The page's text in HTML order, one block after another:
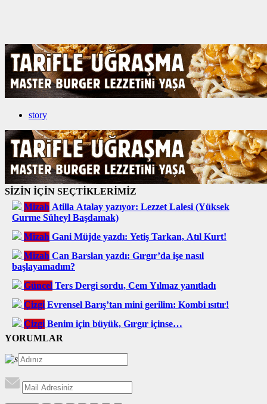
story
SİZİN İÇİN SEÇTİKLERİMİZ
Mizah Atilla Atalay yazıyor: Lezzet Lalesi (Yüksek
Gurme Süheyl Başdamak)
Mizah Gani Müjde yazdı: Yetiş Tarkan, Atıl Kurt!
Mizah Can Barslan yazdı: Gırgır’da işe nasıl
başlayamadım?
Güncel Ters Dergi sordu, Cem Yılmaz yanıtladı
Çizgi Evrensel Barış’tan mini gerilim: Kombi ısıtır!
Çizgi Benim için büyük, Gırgır içinse…
YORUMLAR